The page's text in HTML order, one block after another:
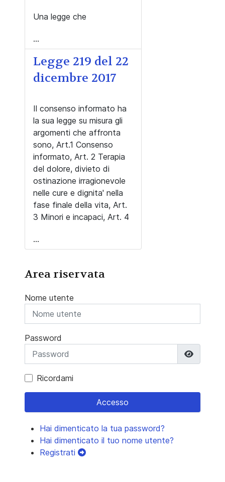
Una legge che
...
Legge 219 del 22
dicembre 2017
Il consenso informato ha
la sua legge su misura gli
argomenti che affronta
sono, Art.1 Consenso
informato, Art. 2 Terapia
del dolore, divieto di
ostinazione irragionevole
nelle cure e dignita' nella
fase finale della vita, Art.
3 Minori e incapaci, Art. 4
...
Area riservata
Nome utente
Password
Ricordami
Accesso
Hai dimenticato la tua password?
Hai dimenticato il tuo nome utente?
Registrati